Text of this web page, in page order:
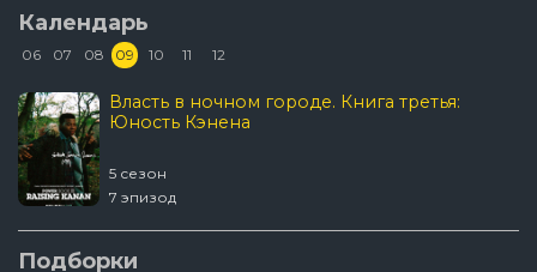
Календарь
06 07 08 09 10 11 12
Власть в ночном городе. Книга третья:
Юность Кэнена
5 сезон
7 эпизод
Подборки